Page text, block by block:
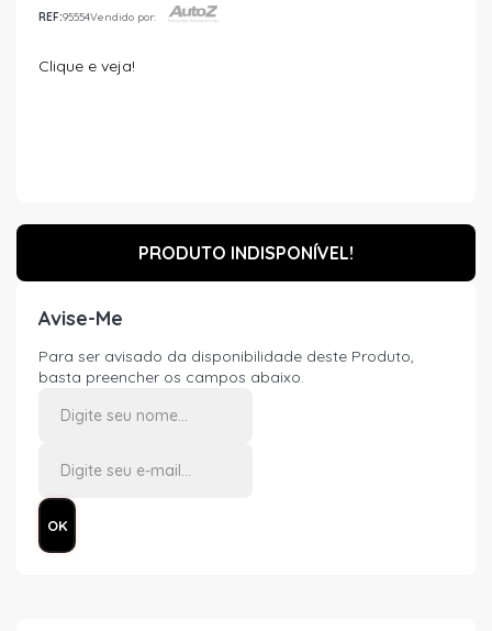
REF:95554Vendido por:
Clique e veja!
PRODUTO INDISPONÍVEL!
Avise-Me
Para ser avisado da disponibilidade deste Produto,
basta preencher os campos abaixo.